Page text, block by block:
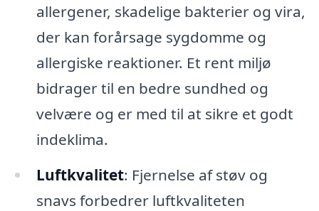
allergener, skadelige bakterier og vira,
der kan forårsage sygdomme og
allergiske reaktioner. Et rent miljø
bidrager til en bedre sundhed og
velvære og er med til at sikre et godt
indeklima.
Luftkvalitet: Fjernelse af støv og
snavs forbedrer luftkvaliteten